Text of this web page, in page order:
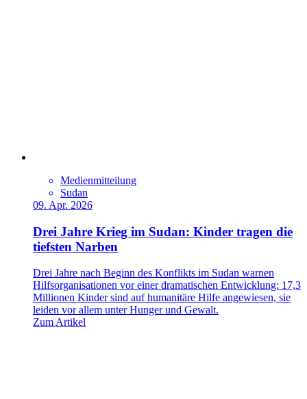
Medienmitteilung
Sudan
09. Apr. 2026
Drei Jahre Krieg im Sudan: Kinder tragen die
tiefsten Narben
Drei Jahre nach Beginn des Konflikts im Sudan warnen
Hilfsorganisationen vor einer dramatischen Entwicklung: 17,3
Millionen Kinder sind auf humanitäre Hilfe angewiesen, sie
leiden vor allem unter Hunger und Gewalt.
Zum Artikel